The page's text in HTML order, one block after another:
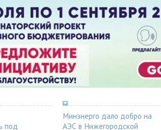
под
Минэнерго дало добро на
АЭС в Нижегородской